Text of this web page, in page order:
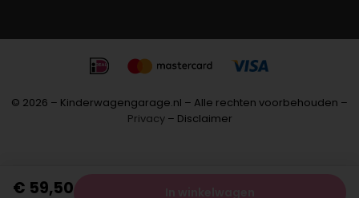
€ 59,50
© 2026 – Kinderwagengarage.nl – Alle rechten voorbehouden –
Privacy– Disclaimer